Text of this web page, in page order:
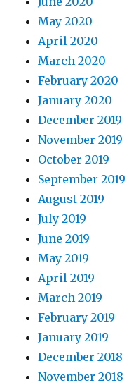
May 2020
April 2020
March 2020
February 2020
January 2020
December 2019
November 2019
October 2019
September 2019
August 2019
July 2019
June 2019
May 2019
April 2019
March 2019
February 2019
January 2019
December 2018
November 2018